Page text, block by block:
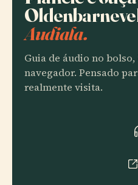
Audiala.
Guia de áudio no
navegador. Pensado
realmente visita.